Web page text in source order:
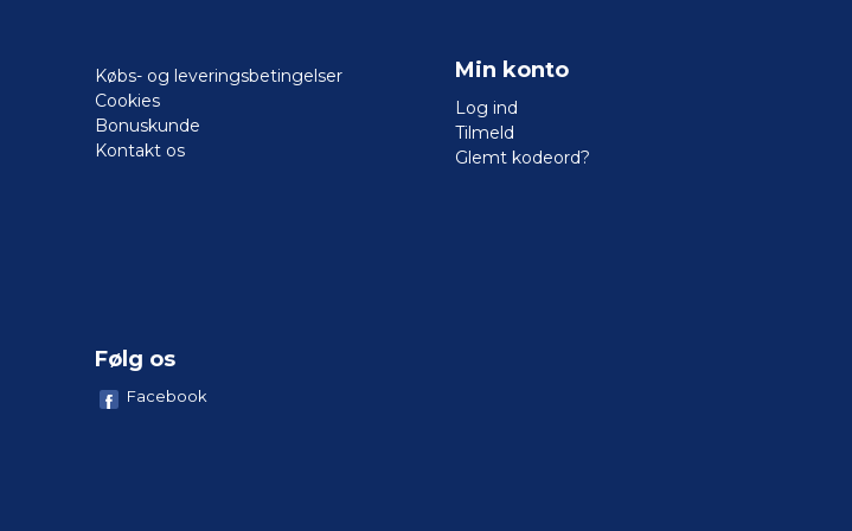
Købs- og leveringsbetingelser
Cookies
Bonuskunde
Kontakt os
Min konto
Log ind
Tilmeld
Glemt kodeord?
Følg os
Facebook